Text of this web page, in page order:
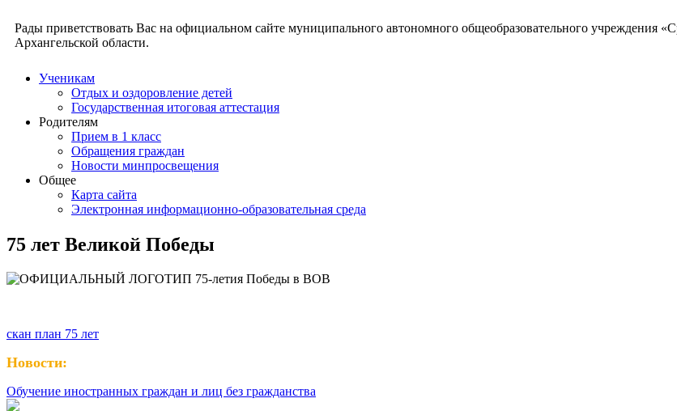
Рады приветствовать Вас на официальном сайте муниципального автономного общеобразовательного учреждения
Архангельской области.
Ученикам
Отдых и оздоровление детей
Государственная итоговая аттестация
Родителям
Прием в 1 класс
Обращения граждан
Новости минпросвещения
Общее
Карта сайта
Электронная информационно-образовательная среда
75 лет Великой Победы
скан план 75 лет
Новости:
Обучение иностранных граждан и лиц без гражданства